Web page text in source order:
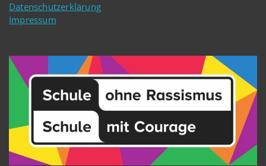
Datenschutzerklärung
Impressum